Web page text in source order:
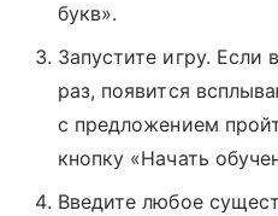
букв».
Запустите игру. Если
раз, появится
с предложением
кнопку «Начать
Введите любое